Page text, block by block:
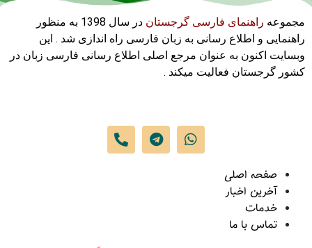
مجموعه راهنمای فارسی گرجستان
در سال 1398 به منظور
راهنمایی و اطلاع رسانی به زبان فارسی راه اندازی شد . این
وبسایت اکنون به عنوان مرجع اصلی اطلاع رسانی فارسی زبان در
کشور گرجستان فعالیت میکند .
صفحه اصلی
آخرین اخبار
خدمات
تماس با ما